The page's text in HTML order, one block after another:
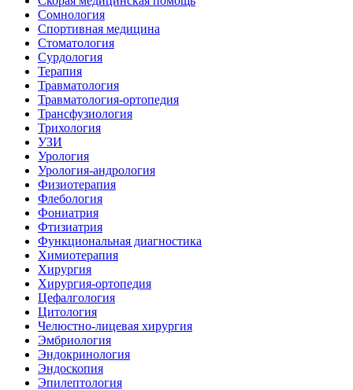
Сомнология
Спортивная медицина
Стоматология
Сурдология
Терапия
Травматология
Травматология-ортопедия
Трансфузиология
Трихология
УЗИ
Урология
Урология-андрология
Физиотерапия
Флебология
Фониатрия
Фтизиатрия
Функциональная диагностика
Химиотерапия
Хирургия
Хирургия-ортопедия
Цефалгология
Цитология
Челюстно-лицевая хирургия
Эмбриология
Эндокринология
Эндоскопия
Эпилептология